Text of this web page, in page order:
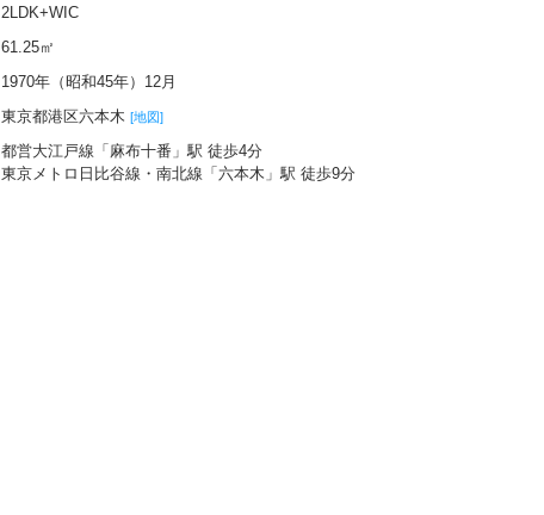
2LDK+WIC
61.25㎡
1970年（昭和45年）12月
東京都港区六本木 [地図]
都営大江戸線「麻布十番」駅 徒歩4分
東京メトロ日比谷線・南北線「六本木」駅 徒歩9分